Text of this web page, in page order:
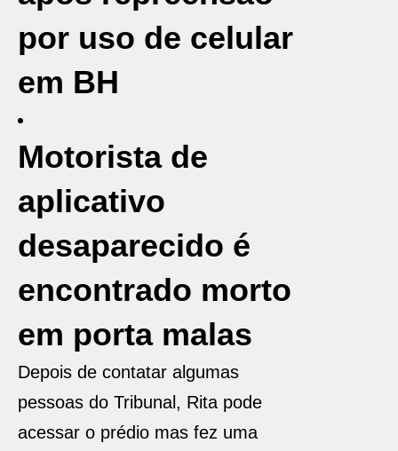
por uso de celular
em BH
Motorista de
aplicativo
desaparecido é
encontrado morto
em porta malas
Depois de contatar algumas
pessoas do Tribunal, Rita pode
acessar o prédio mas fez uma